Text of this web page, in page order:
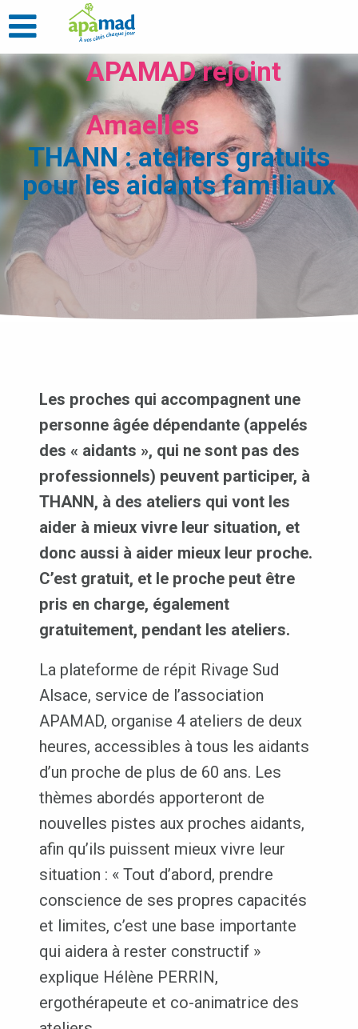
APAMAD rejoint
Amaelles
THANN : ateliers gratuits
pour les aidants familiaux
Les proches qui accompagnent une
personne âgée dépendante (appelés
des « aidants », qui ne sont pas des
professionnels) peuvent participer, à
THANN, à des ateliers qui vont les
aider à mieux vivre leur situation, et
donc aussi à aider mieux leur proche.
C’est gratuit, et le proche peut être
pris en charge, également
gratuitement, pendant les ateliers.
La plateforme de répit Rivage Sud
Alsace, service de l’association
APAMAD, organise 4 ateliers de deux
heures, accessibles à tous les aidants
d’un proche de plus de 60 ans. Les
thèmes abordés apporteront de
nouvelles pistes aux proches aidants,
afin qu’ils puissent mieux vivre leur
situation : « Tout d’abord, prendre
conscience de ses propres capacités
et limites, c’est une base importante
qui aidera à rester constructif »
explique Hélène PERRIN,
ergothérapeute et co-animatrice des